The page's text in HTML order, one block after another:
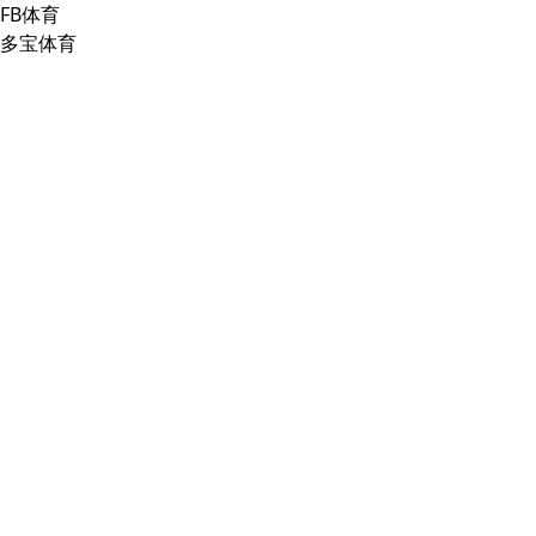
FB体育
多宝体育